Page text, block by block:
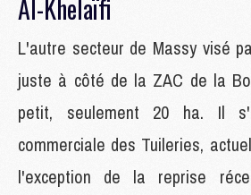
Al-Khelaïfi
L'autre secteur de Massy visé
juste à côté de la ZAC de la
petit, seulement 20 ha. Il
commerciale des Tuileries,
l'exception de la reprise